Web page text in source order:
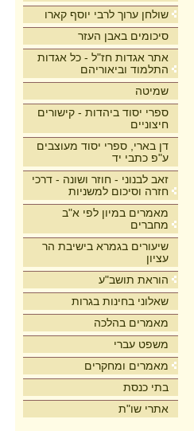
שולחן ערוך לרבי יוסף קארו
סיכומים באבן העזר
אתר אגדות חז"ל - כל אגדות
התלמוד וביאוריהם
שמיטה
ספרי יסוד ביהדות - קישורים
חיצוניים
דן בארי, ספרי יסוד מעוצבים
ע"פ כתבי יד
זאב לבנוני - חוזר ושונה - דרכי
חזרה וסיכום למשניות
מאמרים במיון לפי א"ב
מחברים
שיעורים בגמרא בישיבת הר
עציון
הוראת תושב"ע
שאלוני בחינות בגרות
מאמרים בהלכה
משפט עברי
מאמרים ומחקרים
בתי כנסת
אתרי שו"ת